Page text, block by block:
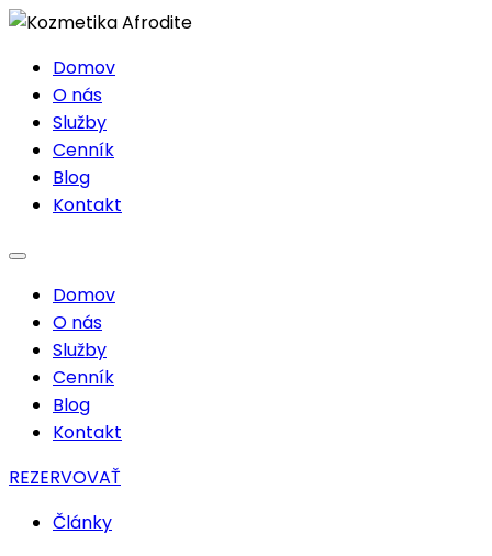
Domov
O nás
Služby
Cenník
Blog
Kontakt
Domov
O nás
Služby
Cenník
Blog
Kontakt
REZERVOVAŤ
Články